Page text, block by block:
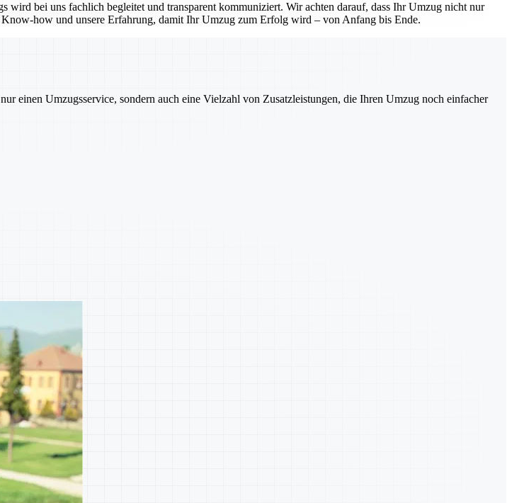
wird bei uns fachlich begleitet und transparent kommuniziert. Wir achten darauf, dass Ihr Umzug nicht nur
how und unsere Erfahrung, damit Ihr Umzug zum Erfolg wird – von Anfang bis Ende.
einen Umzugsservice, sondern auch eine Vielzahl von Zusatzleistungen, die Ihren Umzug noch einfacher